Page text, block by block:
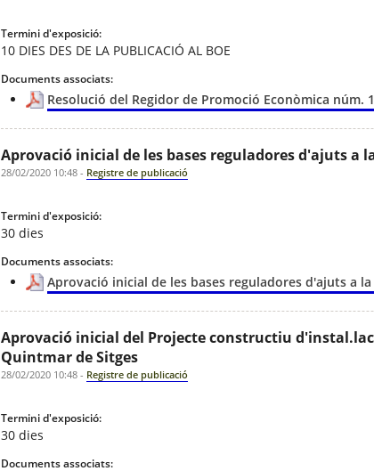
Termini d'exposició:
10 DIES DES DE LA PUBLICACIÓ AL BOE
Documents associats:
Resolució del Regidor de Promoció Econòmica núm.
Aprovació inicial de les bases reguladores d'ajuts
28/02/2020 10:48 - Registre de publicació
Termini d'exposició:
30 dies
Documents associats:
Aprovació inicial de les bases reguladores d'ajuts a
Aprovació inicial del Projecte constructiu
Quintmar de Sitges
28/02/2020 10:48 - Registre de publicació
Termini d'exposició:
30 dies
Documents associats: